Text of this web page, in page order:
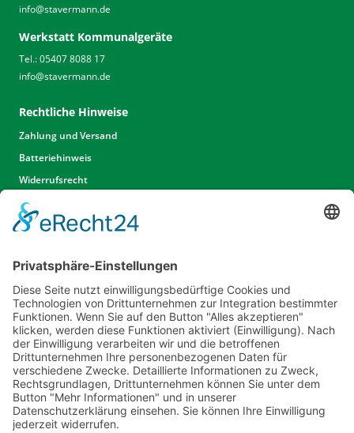
info@stavermann.de
Werkstatt Kommunalgeräte
Tel.: 05407 8088 17
info@stavermann.de
Rechtliche Hinweise
Zahlung und Versand
Batteriehinweis
Widerrufsrecht
Widerrufsrecht Dienstleistungen
AGB
Unsere Website
Unser Angebot
Service
Standorte
Karriere
Events & Termine
Kontakt
Kommunal- & Profitechnik